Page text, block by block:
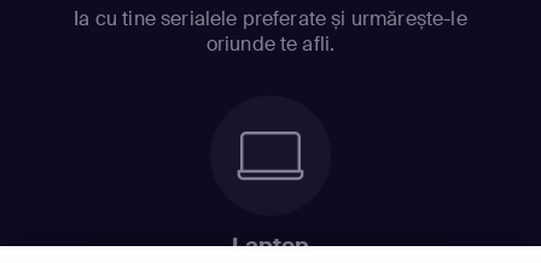
Ia cu tine serialele preferate și urmărește-le
oriunde te afli.
Laptop